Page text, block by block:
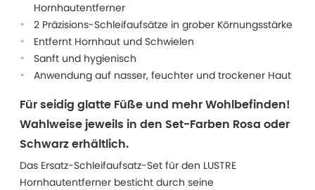
Hornhautentferner
2 Präzisions-Schleifaufsätze in grober Körnungsstärke
Entfernt Hornhaut und Schwielen
Sanft und hygienisch
Anwendung auf nasser, feuchter und trockener Haut
Für seidig glatte Füße und mehr Wohlbefinden!
Wahlweise jeweils in den Set-Farben Rosa oder
Schwarz erhältlich.
Das Ersatz-Schleifaufsatz-Set für den LUSTRE
Hornhautentferner besticht durch seine